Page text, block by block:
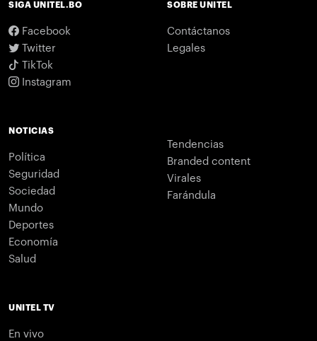
SIGA UNITEL.BO
Facebook
Twitter
TikTok
Instagram
SOBRE UNITEL
Contáctanos
Legales
NOTICIAS
Política
Seguridad
Sociedad
Mundo
Deportes
Economía
Salud
Tendencias
Branded content
Virales
Farándula
UNITEL TV
En vivo